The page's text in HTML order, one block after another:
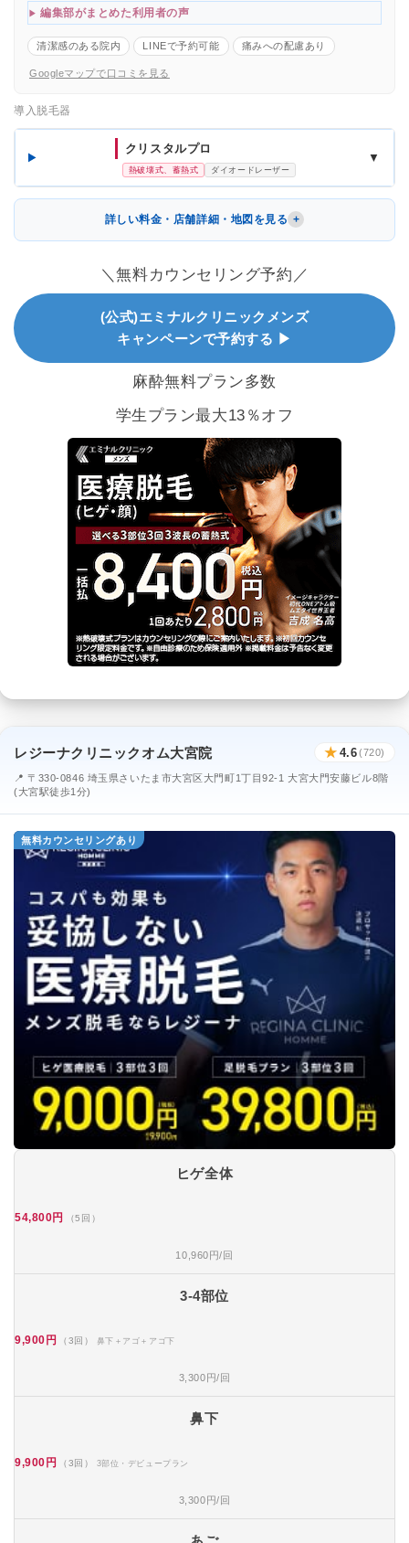
編集部がまとめた利用者の声
清潔感のある院内 LINEで予約可能 痛みへの配慮あり
Googleマップで口コミを見る
導入脱毛器
クリスタルプロ
熱破壊式、蓄熱式 ダイオードレーザー
▼
詳しい料金・店舗詳細・地図を見る
＼無料カウンセリング予約／
(公式)エミナルクリニックメンズ
キャンペーンで予約する ▶
麻酔無料プラン多数
学生プラン最大13％オフ
レジーナクリニックオム大宮院 ★ 4.6(720)
📍 〒330-0846 埼玉県さいたま市大宮区大門町1丁目92-1 大宮大門安藤ビル8階
(大宮駅徒歩1分)
無料カウンセリングあり
ヒゲ全体
54,800円 （5回）
10,960円/回
3-4部位
9,900円 （3回） 鼻下＋アゴ＋アゴ下
3,300円/回
鼻下
9,900円 （3回） 3部位・デビュープラン
3,300円/回